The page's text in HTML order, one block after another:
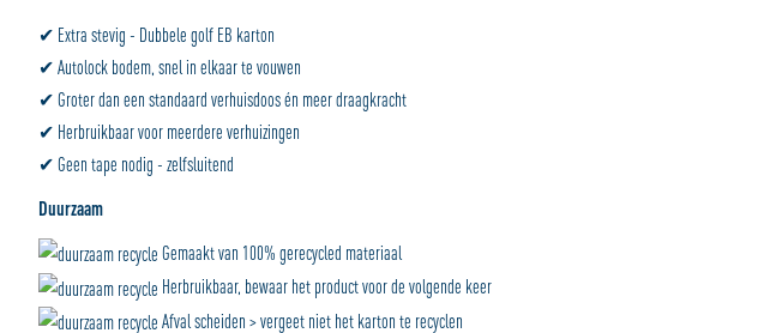
✔ Extra stevig - Dubbele golf EB karton
✔ Autolock bodem, snel in elkaar te vouwen
✔ Groter dan een standaard verhuisdoos én meer draagkracht
✔ Herbruikbaar voor meerdere verhuizingen
✔ Geen tape nodig - zelfsluitend
Duurzaam
Gemaakt van 100% gerecycled materiaal
Herbruikbaar, bewaar het product voor de volgende keer
Afval scheiden > vergeet niet het karton te recyclen